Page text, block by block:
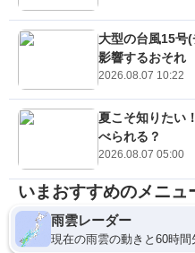
大型の台風15
影響するおそれ
2026.08.07 10:22
夏こそ知りたい
べられる？
2026.08.07 05:00
いまおすすめのメニュ
雨雲レーダー
現在の雨雲の動きと60時間